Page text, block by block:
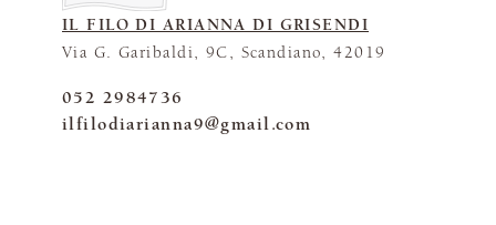
IL FILO DI ARIANNA DI GRISENDI
Via G. Garibaldi, 9C, Scandiano, 42019
052 2984736
ilfilodiarianna9@gmail.com